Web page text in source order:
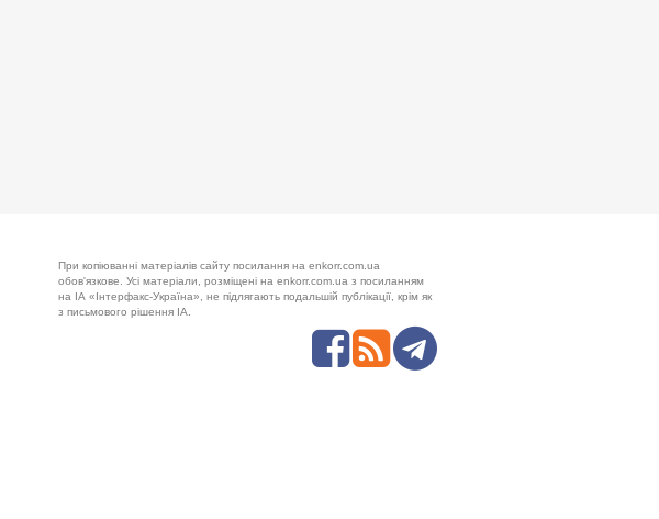
При копіюванні матеріалів сайту посилання на enkorr.com.ua
обов'язкове. Усі матеріали, розміщені на enkorr.com.ua з посиланням
на ІА «Інтерфакс-Україна», не підлягають подальшій публікації, крім як
з письмового рішення ІА.